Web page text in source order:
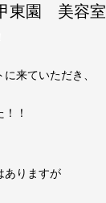
東園 美容室
来ていただき、
！
ありますが